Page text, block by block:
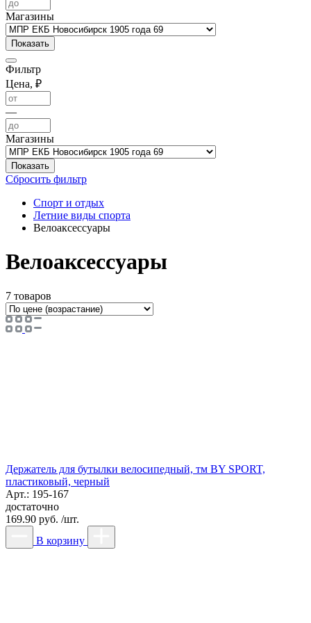
Магазины
Фильтр
Цена, ₽
—
Магазины
Сбросить фильтр
Спорт и отдых
Летние виды спорта
Велоаксессуары
Велоаксессуары
7 товаров
Держатель для бутылки велосипедный, тм BY SPORT,
пластиковый, черный
Арт.: 195-167
достаточно
169.90 руб. /шт.
В корзину